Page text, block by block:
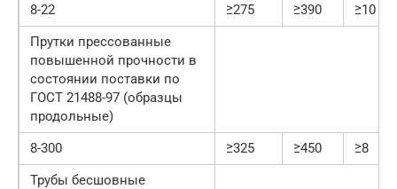
8-22
≥275 ≥390
≥10
Прутки прессованные
повышенной прочности в
состоянии поставки по
ГОСТ 21488-97 (образцы
продольные)
8-300
≥325 ≥450
≥8
Трубы бесшовные